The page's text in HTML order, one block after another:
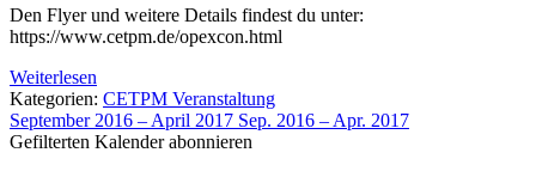
Den Flyer und weitere Details findest du unter:
https://www.cetpm.de/opexcon.html
Weiterlesen
Kategorien: CETPM Veranstaltung
September 2016 – April 2017 Sep. 2016 – Apr. 2017
Gefilterten Kalender abonnieren